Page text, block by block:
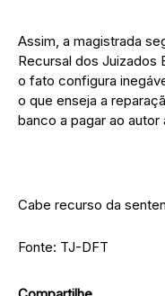
Assim, a magistrada
Recursal dos Juizados
o fato configura
o que enseja a
banco a pagar ao
Cabe recurso da
Fonte: TJ-DFT